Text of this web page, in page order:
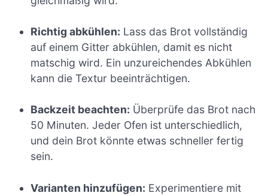
Richtig abkühlen: Lass das Brot vollständig
auf einem Gitter abkühlen, damit es nicht
matschig wird. Ein unzureichendes Abkühlen
kann die Textur beeinträchtigen.
Backzeit beachten: Überprüfe das Brot nach
50 Minuten. Jeder Ofen ist unterschiedlich,
und dein Brot könnte etwas schneller fertig
sein.
Varianten hinzufügen: Experimentiere mit